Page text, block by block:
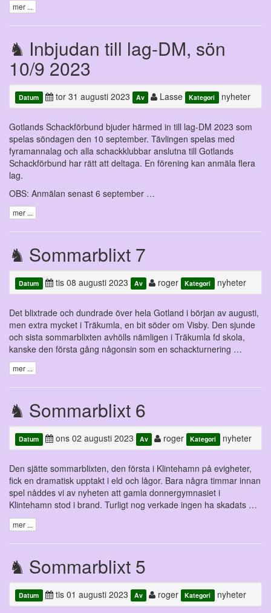
mer ...
Inbjudan till lag-DM, sön
10/9 2023
Datum tor 31 augusti 2023 Av Lasse Kategori nyheter
Gotlands Schackförbund bjuder härmed in till lag-DM 2023 som
spelas söndagen den 10 september. Tävlingen spelas med
fyramannalag och alla schackklubbar anslutna till Gotlands
Schackförbund har rätt att deltaga. En förening kan anmäla flera
lag.
OBS: Anmälan senast 6 september …
mer ...
Sommarblixt 7
Datum tis 08 augusti 2023 Av roger Kategori nyheter
Det blixtrade och dundrade över hela Gotland i början av augusti,
men extra mycket i Träkumla, en bit söder om Visby. Den sjunde
och sista sommarblixten avhölls nämligen i Träkumla fd skola,
kanske den första gång någonsin som en schackturnering …
mer ...
Sommarblixt 6
Datum ons 02 augusti 2023 Av roger Kategori nyheter
Den sjätte sommarblixten, den första i Klintehamn på evigheter,
fick en dramatisk upptakt i eld och lågor. Bara några timmar innan
spel nåddes vi av nyheten att gamla donnergymnasiet i
Klintehamn stod i brand. Turligt nog verkade ingen ha skadats …
mer ...
Sommarblixt 5
Datum tis 01 augusti 2023 Av roger Kategori nyheter